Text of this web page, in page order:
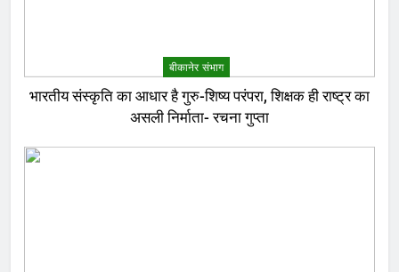
बीकानेर संभाग
भारतीय संस्कृति का आधार है गुरु-शिष्य परंपरा, शिक्षक ही राष्ट्र का
असली निर्माता- रचना गुप्ता